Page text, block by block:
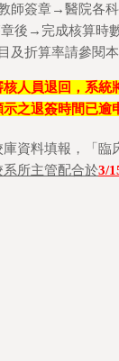
師簽章→醫院各
章後→完成核算時
及折算率請參閱本
人員退回，系統
之退簽時間已逾
資料填報，「臨
所主管配合於3/